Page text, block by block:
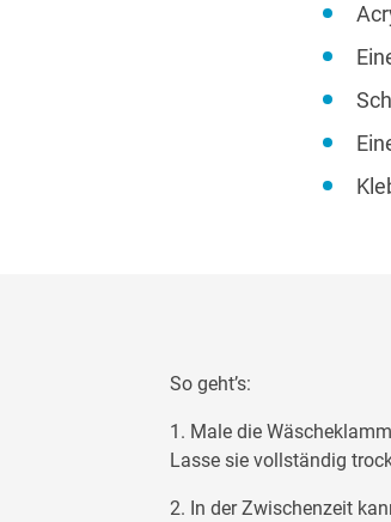
So geht’s:
1. Male die
Lasse sie vollständig
2. In der Zwischenzeit